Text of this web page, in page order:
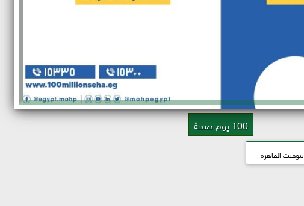
100 يوم صحة
بتوقيت القاهرة